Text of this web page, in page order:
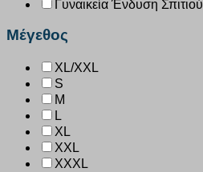
Γυναικεία Ένδυση Σπιτιού
Μέγεθος
XL/XXL
S
M
L
XL
XXL
XXXL